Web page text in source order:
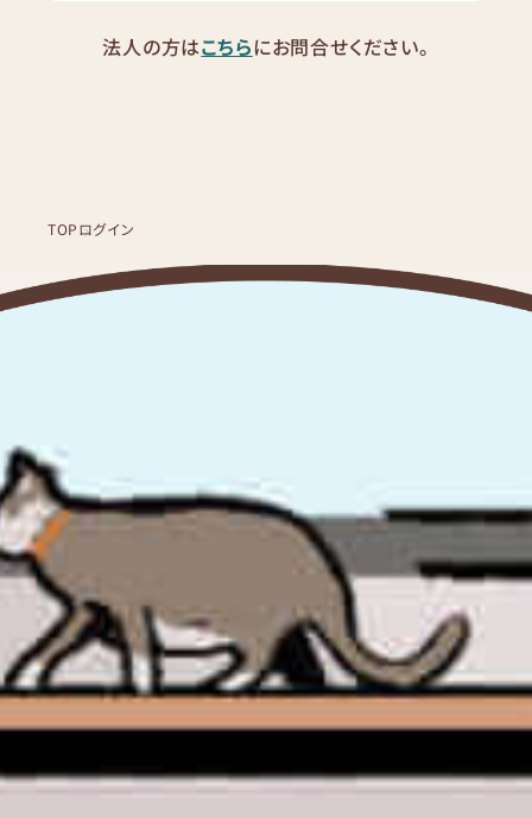
法人の方はこちらにお問合せください。
TOPログイン